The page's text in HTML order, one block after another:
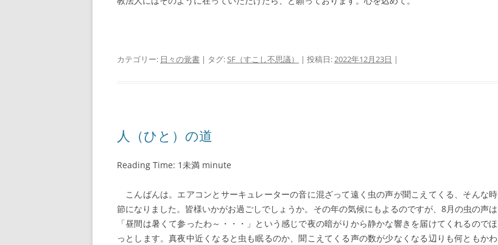
カテゴリー: 日々の覚書 | タグ:SF（すこし不思議） | 投稿日:2022年12月23日 |
人（ひと）の道
Reading Time: 1未満 minute
こんばんは。エアコンとサーキュレーターの音に混ざって遠く虫の声が聞こえてくる、そんな時
節になりました。皆様いかがお過ごしでしょうか。その年の気候にもよるのですが、8月の虫の声は
「昼間は暑くて参ったわ～・・・」という感じで夜の暗がりから静かな響きを届けてくれるのでほ
っとします。真夜中近くなると虫も眠るのか、聞こえてくる声の数が少なくなる辺りも何ともかわ